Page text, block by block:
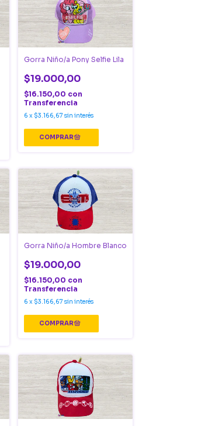
Gorra Niño/a Pony Selfie Lila
$19.000,00
$16.150,00 con
Transferencia
6 x $3.166,67 sin interés
Gorra Niño/a Hombre Blanco
$19.000,00
$16.150,00 con
Transferencia
6 x $3.166,67 sin interés